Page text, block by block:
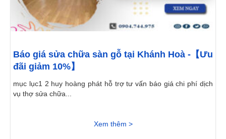
Báo giá sửa chữa sàn gỗ tại Khánh Hoà -【Ưu
đãi giảm 10%】
mục lục1 2 huy hoàng phát hỗ trợ tư vấn báo giá chi phí dịch
vụ thợ sửa chữa...
Xem thêm >